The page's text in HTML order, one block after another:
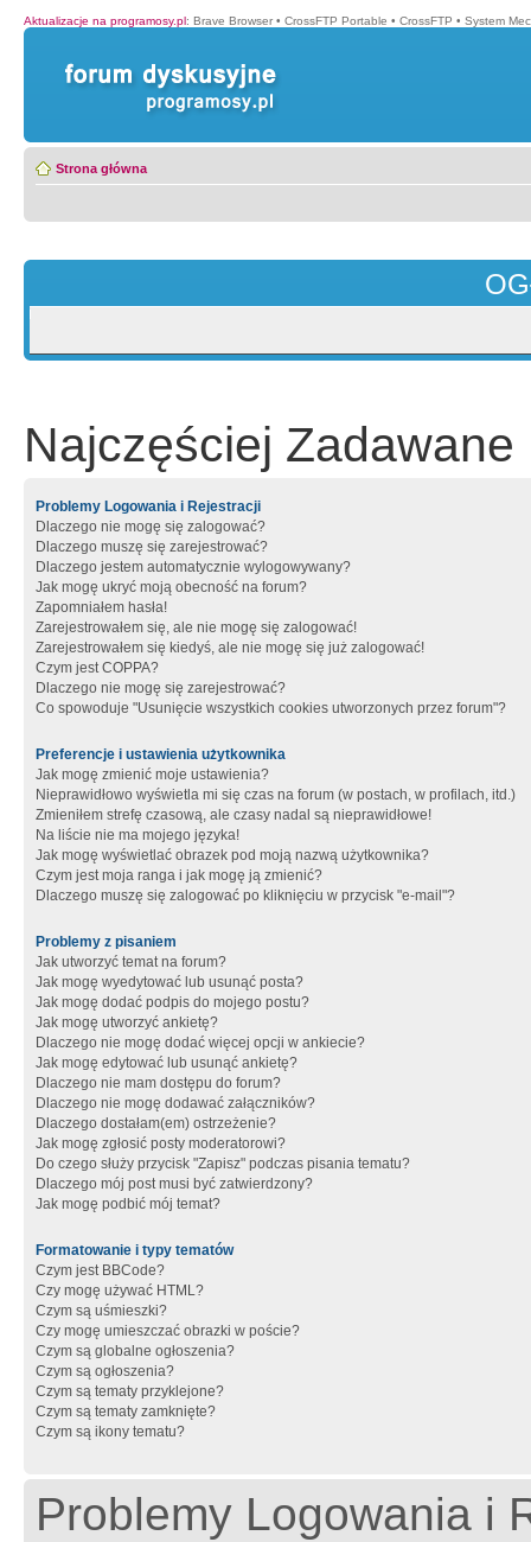
Aktualizacje na programosy.pl: Brave Browser • CrossFTP Portable • CrossFTP • System
Strona główna
Najczęściej Zadawane
Problemy Logowania i Rejestracji
Dlaczego nie mogę się zalogować?
Dlaczego muszę się zarejestrować?
Dlaczego jestem automatycznie wylogowywany?
Jak mogę ukryć moją obecność na forum?
Zapomniałem hasła!
Zarejestrowałem się, ale nie mogę się zalogować!
Zarejestrowałem się kiedyś, ale nie mogę się już zalogować!
Czym jest COPPA?
Dlaczego nie mogę się zarejestrować?
Co spowoduje "Usunięcie wszystkich cookies utworzonych przez forum"?
Preferencje i ustawienia użytkownika
Jak mogę zmienić moje ustawienia?
Nieprawidłowo wyświetla mi się czas na forum (w postach, w profilach, itd.)
Zmieniłem strefę czasową, ale czasy nadal są nieprawidłowe!
Na liście nie ma mojego języka!
Jak mogę wyświetlać obrazek pod moją nazwą użytkownika?
Czym jest moja ranga i jak mogę ją zmienić?
Dlaczego muszę się zalogować po kliknięciu w przycisk "e-mail"?
Problemy z pisaniem
Jak utworzyć temat na forum?
Jak mogę wyedytować lub usunąć posta?
Jak mogę dodać podpis do mojego postu?
Jak mogę utworzyć ankietę?
Dlaczego nie mogę dodać więcej opcji w ankiecie?
Jak mogę edytować lub usunąć ankietę?
Dlaczego nie mam dostępu do forum?
Dlaczego nie mogę dodawać załączników?
Dlaczego dostałam(em) ostrzeżenie?
Jak mogę zgłosić posty moderatorowi?
Do czego służy przycisk "Zapisz" podczas pisania tematu?
Dlaczego mój post musi być zatwierdzony?
Jak mogę podbić mój temat?
Formatowanie i typy tematów
Czym jest BBCode?
Czy mogę używać HTML?
Czym są uśmieszki?
Czy mogę umieszczać obrazki w poście?
Czym są globalne ogłoszenia?
Czym są ogłoszenia?
Czym są tematy przyklejone?
Czym są tematy zamknięte?
Czym są ikony tematu?
Problemy Logowania i